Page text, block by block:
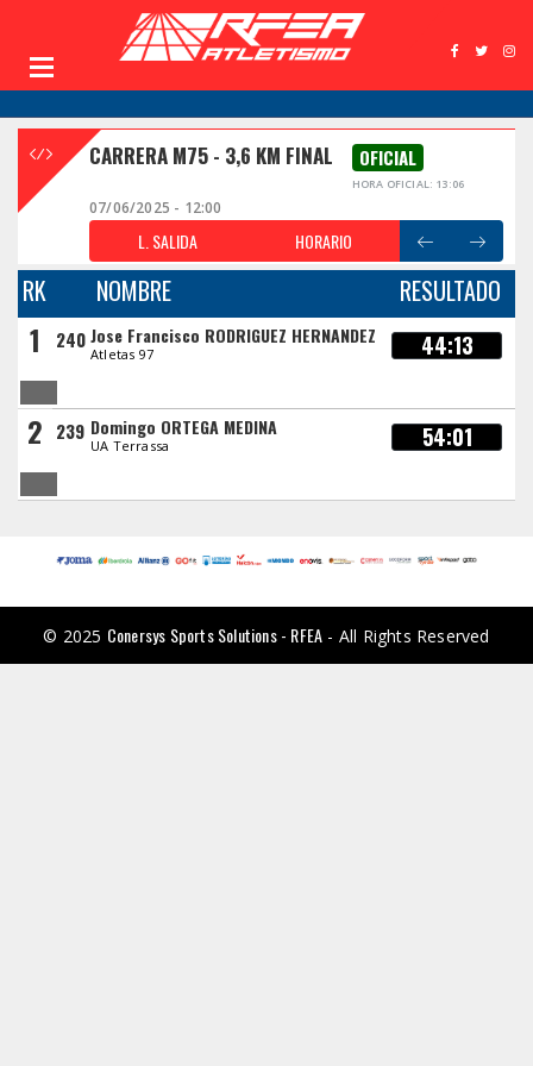
CARRERA M75 - 3,6 KM FINAL OFICIAL
HORA OFICIAL: 13:06
07/06/2025 - 12:00
L. SALIDA HORARIO
RK NOMBRE RESULTADO
1 240 Jose Francisco RODRIGUEZ HERNANDEZ
Atletas 97 44:13
2 239 Domingo ORTEGA MEDINA
UA Terrassa 54:01
© 2025 Conersys Sports Solutions - RFEA - All Rights Reserved